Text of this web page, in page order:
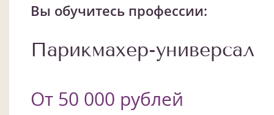
Вы обучитесь профессии:
Парикмахер-универсал
От 50 000 рублей
1